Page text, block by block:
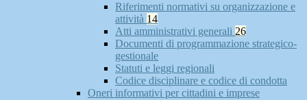
Riferimenti normativi su organizzazione e
attività 14
Atti amministrativi generali 26
Documenti di programmazione strategico-
gestionale
Statuti e leggi regionali
Codice disciplinare e codice di condotta
Oneri informativi per cittadini e imprese